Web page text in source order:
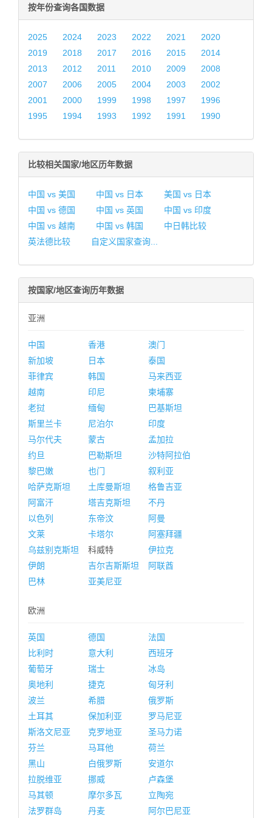
按年份查询各国数据
2025 2024 2023 2022 2021
2020
2019
2018 2017 2016 2015
2014
2013
2012 2011 2010 2009
2008
2007
2006 2005 2004 2003
2002
2001
2000 1999 1998 1997
1996
1995
1994 1993 1992 1991 1990
比较相关国家/地区历年数据
中国 vs 美国 中国 vs 日本
美国 vs 日本
中国 vs 德国
中国 vs 英国
中国 vs 印度
中国 vs 越南
中国 vs 韩国
中日韩比较
英法德比较
自定义国家查询...
按国家/地区查询历年数据
亚洲
中国 香港
澳门
新加坡
日本
泰国
菲律宾
韩国
马来西亚
越南
印尼
柬埔寨
老挝
缅甸
巴基斯坦
斯里兰卡
尼泊尔
印度
马尔代夫
蒙古
孟加拉
约旦
巴勒斯坦
沙特阿拉伯
黎巴嫩
也门
叙利亚
哈萨克斯坦
土库曼斯坦
格鲁吉亚
阿富汗
塔吉克斯坦
不丹
以色列
东帝汶
阿曼
文莱
卡塔尔
阿塞拜疆
乌兹别克斯坦
科威特
伊拉克
伊朗
吉尔吉斯斯坦
阿联酋
巴林
亚美尼亚
欧洲
英国 德国
法国
比利时
意大利
西班牙
葡萄牙
瑞士
冰岛
奥地利
捷克
匈牙利
波兰
希腊
俄罗斯
土耳其
保加利亚
罗马尼亚
斯洛文尼亚
克罗地亚
圣马力诺
芬兰
马耳他
荷兰
黑山
白俄罗斯
安道尔
拉脱维亚
挪威
卢森堡
马其顿
摩尔多瓦
立陶宛
法罗群岛
丹麦
阿尔巴尼亚